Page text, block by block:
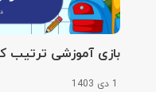
بازی آموزشی ترتیب
1 دی 1403